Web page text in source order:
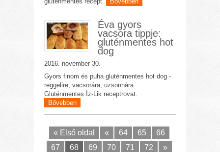
Éva gyors
vacsora tippje:
gluténmentes hot
dog
2016. november 30.
Gyors finom és puha gluténmentes hot dog -
reggelire, vacsorára, uzsonnára.
Gluténmentes Íz-Lik receptrovat.
Bővebben
« Első oldal « 64 65
66
67
68 69 70 71 72
»